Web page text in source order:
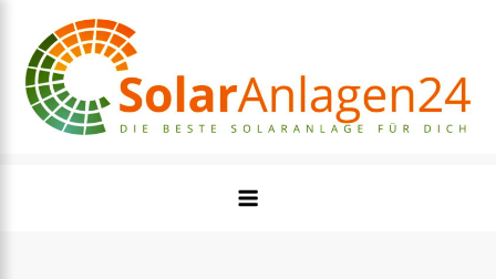
content